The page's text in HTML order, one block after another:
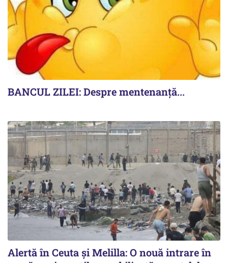
BANCUL ZILEI: Despre mentenanță...
Alertă în Ceuta și Melilla: O nouă intrare în